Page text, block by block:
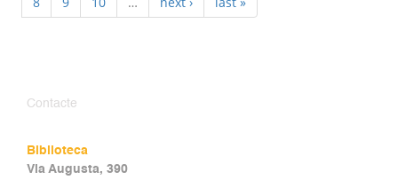
Contacte
Biblioteca
Via Augusta, 390